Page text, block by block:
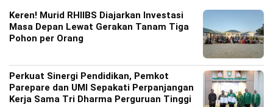
Keren! Murid RHIIBS Diajarkan Investasi
Masa Depan Lewat Gerakan Tanam Tiga
Pohon per Orang
Perkuat Sinergi Pendidikan, Pemkot
Parepare dan UMI Sepakati Perpanjangan
Kerja Sama Tri Dharma Perguruan Tinggi